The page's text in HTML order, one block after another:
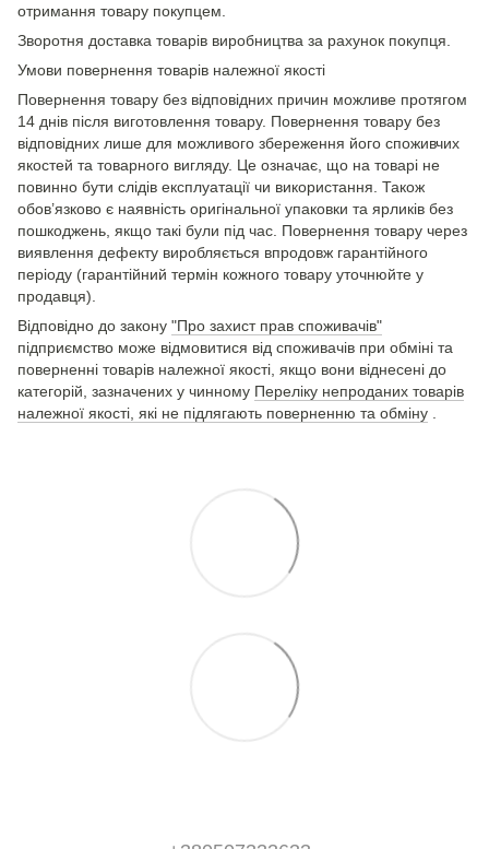
отримання товару покупцем.
Зворотня доставка товарів виробництва за рахунок покупця.
Умови повернення товарів належної якості
Повернення товару без відповідних причин можливе протягом
14 днів після виготовлення товару. Повернення товару без
відповідних лише для можливого збереження його споживчих
якостей та товарного вигляду. Це означає, що на товарі не
повинно бути слідів експлуатації чи використання. Також
обов’язково є наявність оригінальної упаковки та ярликів без
пошкоджень, якщо такі були під час. Повернення товару через
виявлення дефекту виробляється впродовж гарантійного
періоду (гарантійний термін кожного товару уточнюйте у
продавця).
Відповідно до закону "Про захист прав споживачів"
підприємство може відмовитися від споживачів при обміні та
поверненні товарів належної якості, якщо вони віднесені до
категорій, зазначених у чинному Переліку непроданих товарів
належної якості, які не підлягають поверненню та обміну